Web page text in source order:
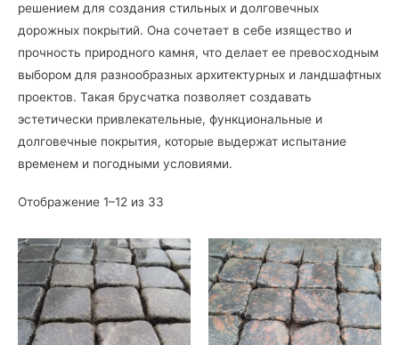
решением для создания стильных и долговечных
дорожных покрытий. Она сочетает в себе изящество и
прочность природного камня, что делает ее превосходным
выбором для разнообразных архитектурных и ландшафтных
проектов. Такая брусчатка позволяет создавать
эстетически привлекательные, функциональные и
долговечные покрытия, которые выдержат испытание
временем и погодными условиями.
Отображение 1–12 из 33